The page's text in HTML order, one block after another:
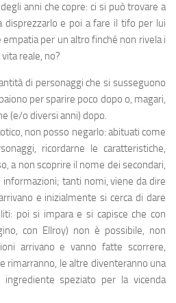
anni che copre: ci si può trovare a
disprezzarlo e poi a fare il tifo per lui
empatia per un altro finché non rivela i
reale, no?
di personaggi che si susseguono
per sparire poco dopo o, magari,
(e/o diversi anni) dopo.
non posso negarlo: abituati come
ricordarne le caratteristiche,
a non scoprire il nome dei secondari,
informazioni; tanti nomi, viene da dire
e inizialmente si cerca di dare
poi si impara e si capisce che con
con Ellroy) non è possibile, non
arrivano e vanno fatte scorrere,
rimarranno, le altre diventeranno una
speziato per la vicenda